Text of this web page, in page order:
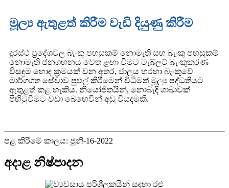
මූල්‍ය ඇතුළත් කිරීම වැඩි දියුණු කිරීම
දුරස්ථ ප්‍රදේශවල බැංකු පහසුකම් නොමැති සහ බැංකු පහසුකම්
නොමැති ජනගහනය වෙත ළඟා වීමට ටැබ්ලට් බැංකුකරණ
විසඳුම හොඳ ක්‍රමයක් වන අතර, ජාලය හරහා බැංකුවේ
මාර්ගගත සේවාව පුළුල් කිරීමෙන් විධිමත් මූල්‍ය පද්ධතියට
ඇතුළත් කළ හැකිය. නියෝජිතයින්, නොබැඳි ශාඛාවක්
පිහිටුවීමට වඩා බෙහෙවින් අඩු වියදමකි.
පළ කිරීමේ කාලය: ජූනි-16-2022
අදාළ නිෂ්පාදන